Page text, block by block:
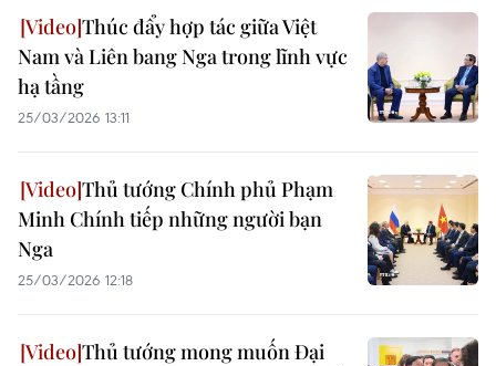
Thúc đẩy hợp tác giữa Việt
Nam và Liên bang Nga trong lĩnh vực
hạ tầng
25/03/2026 13:11
Thủ tướng Chính phủ Phạm
Minh Chính tiếp những người bạn
Nga
25/03/2026 12:18
Thủ tướng mong muốn Đại